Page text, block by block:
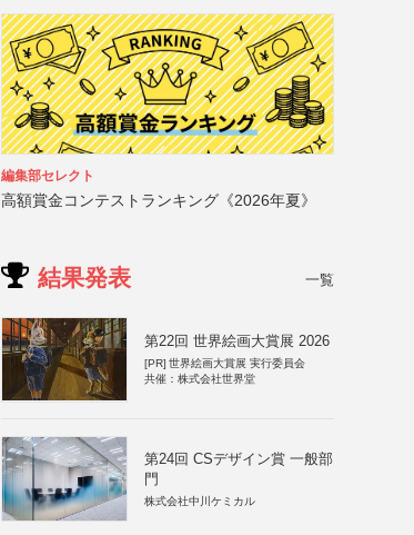
編集部セレクト
高額賞金コンテストランキング《2026年夏》
結果発表 一覧
第22回 世界絵画大賞展 2026
[PR] 世界絵画大賞展 実行委員会
共催：株式会社世界堂
第24回 CSデザイン賞 一般部
門
株式会社中川ケミカル